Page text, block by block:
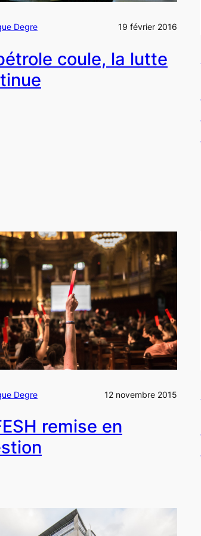
Degre 19 février 2016
coule, la lutte
Degre 12 novembre 2015
remise en